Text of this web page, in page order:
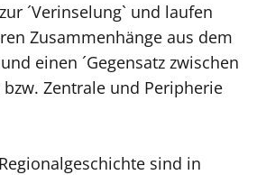
´Verinselung` und laufen
Zusammenhänge aus dem
einen ´Gegensatz zwischen
bzw. Zentrale und Peripherie
sind in